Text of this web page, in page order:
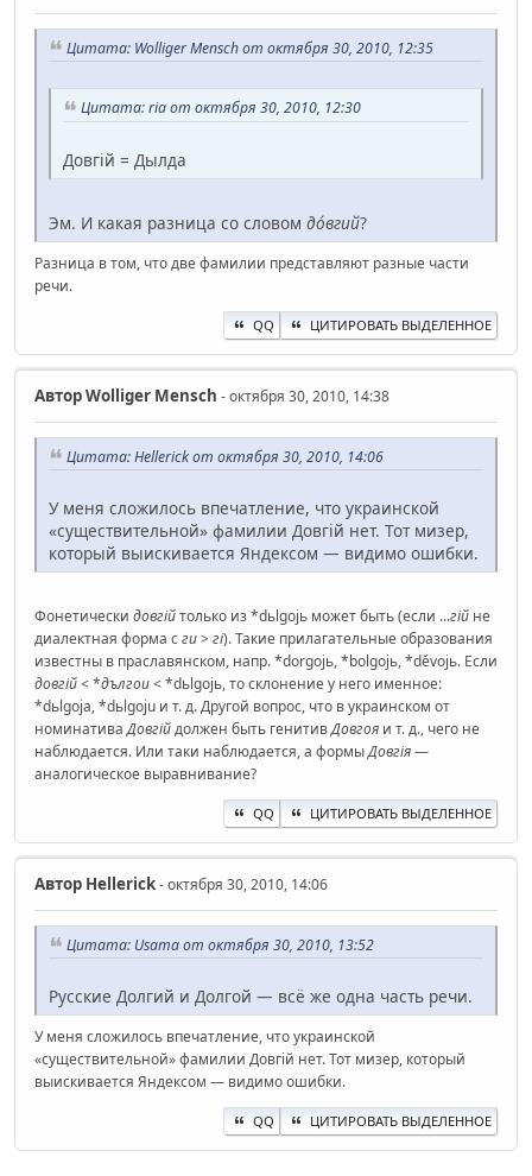
Цитата: Wolliger Mensch от октября 30, 2010, 12:35
Цитата: ria от октября 30, 2010, 12:30
Довгій = Дылда
Эм. И какая разница со словом до́вгий?
Разница в том, что две фамилии представляют разные части
речи.
QQ ЦИТИРОВАТЬ ВЫДЕЛЕННОЕ
АвторWolliger Mensch - октября 30, 2010, 14:38
Цитата: Hellerick от октября 30, 2010, 14:06
У меня сложилось впечатление, что украинской
«существительной» фамилии Довгій нет. Тот мизер,
который выискивается Яндексом — видимо ошибки.
Фонетически довгійтолько из *dьlgojь может быть (если ...гій не
диалектная форма сги> гі). Такие прилагательные образования
известны в праславянском, напр. *dorgojь, *bolgojь, *děvojь. Если
довгій< *дългои< *dьlgojь, то склонение у него именное:
*dьlgoja, *dьlgoju и т. д. Другой вопрос, что в украинском от
номинативаДовгійдолжен быть генитивДовгоя и т. д., чего не
наблюдается. Или таки наблюдается, а формыДовгія—
аналогическое выравнивание?
QQ ЦИТИРОВАТЬ ВЫДЕЛЕННОЕ
Автор Hellerick- октября 30, 2010, 14:06
Цитата: Usama от октября 30, 2010, 13:52
Русские Долгий и Долгой — всё же одна часть речи.
У меня сложилось впечатление, что украинской
«существительной» фамилии Довгій нет. Тот мизер, который
выискивается Яндексом — видимо ошибки.
QQ ЦИТИРОВАТЬ ВЫДЕЛЕННОЕ